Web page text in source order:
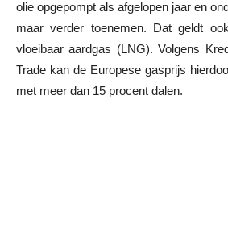
olie opgepompt als afgelopen jaar en
maar verder toenemen. Dat geldt
vloeibaar aardgas (LNG). Volgens
Trade kan de Europese gasprijs
met meer dan 15 procent dalen.